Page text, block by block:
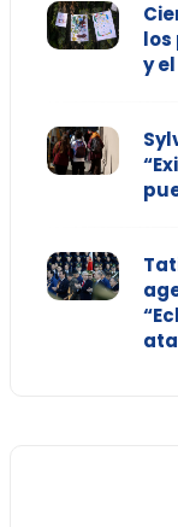
los
y